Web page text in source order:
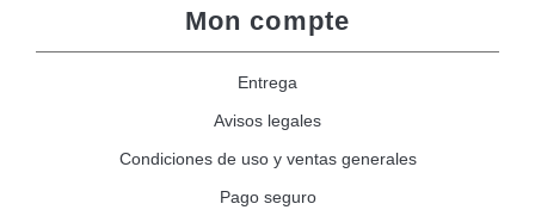
Mon compte
Entrega
Avisos legales
Condiciones de uso y ventas generales
Pago seguro